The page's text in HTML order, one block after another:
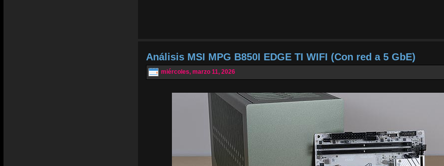
Análisis MSI MPG B850I EDGE TI WIFI (Con red a 5 GbE)
miércoles, marzo 11, 2026